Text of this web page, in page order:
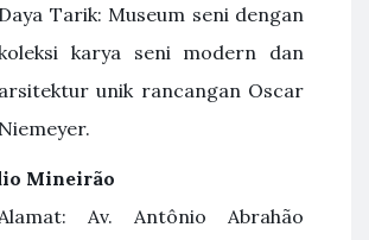
Daya Tarik: Museum seni dengan
karya seni modern dan
arsitektur unik rancangan Oscar
Niemeyer.
Mineirão
Alamat: Av. Antônio Abrahão